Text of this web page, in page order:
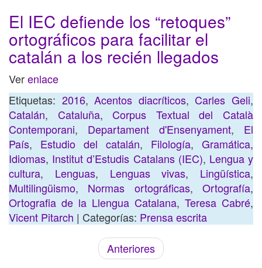
El IEC defiende los “retoques”
ortográficos para facilitar el
catalán a los recién llegados
Verenlace
Etiquetas: 2016,Acentos diacríticos,Carles Geli,
Catalán, Cataluña,Corpus Textual del Català
Contemporani, Departament d'Ensenyament, El
País, Estudio del catalán, Filología, Gramática,
Idiomas, Institut d’Estudis Catalans (IEC), Lengua y
cultura, Lenguas, Lenguas vivas, Lingüística,
Multilingüismo, Normas ortográficas,Ortografía,
Ortografia de la Llengua Catalana, Teresa Cabré,
Vicent Pitarch | Categorías: Prensa escrita
Anteriores